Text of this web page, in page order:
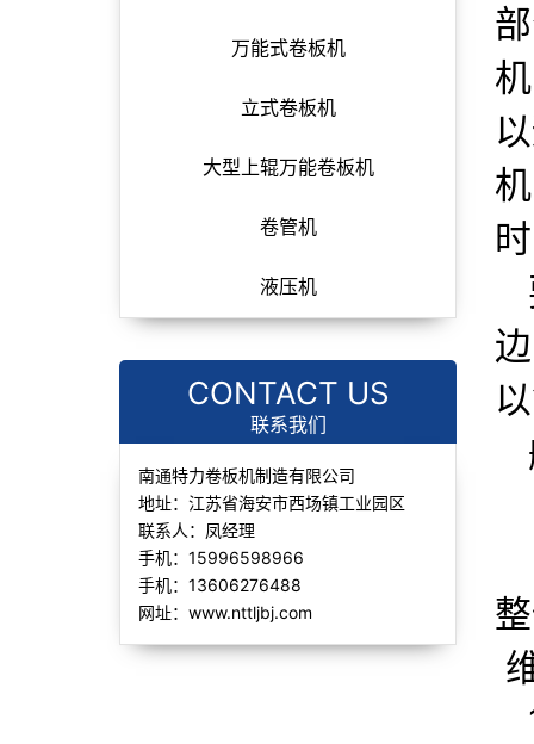
万能式卷板机
立式卷板机
大型上辊万能卷板机
卷管机
液压机
CONTACT US
联系我们
南通特力卷板机制造有限公司
地址：江苏省海安市西场镇工业园区
联系人：凤经理
手机：15996598966
手机：13606276488
网址：www.nttljbj.com